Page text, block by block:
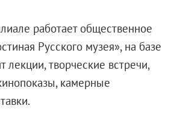
второй половины XIX века -
XVIII – начала XX вв.
XX – XXI вв.
работает общественное
Русского музея», на базе
лекции, творческие встречи,
камерные